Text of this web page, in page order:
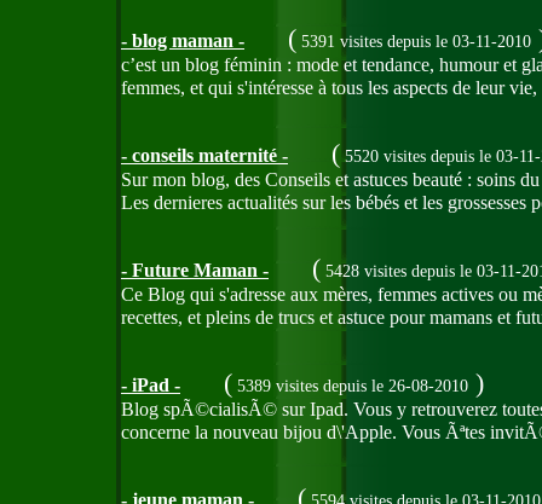
- blog maman - ( 5391 visites depuis le 03-11-2010
c’est un blog féminin : mode et tendance, humour et
femmes, et qui s'intéresse à tous les aspects de leur
- conseils maternité - (5520 visites depuis le 03-
Sur mon blog, des Conseils et astuces beauté : soins
Les dernieres actualités sur les bébés et les
- Future Maman - ( 5428 visites depuis le 03-11-
Ce Blog qui s'adresse aux mères, femmes actives ou
recettes, et pleins de trucs et astuce pour mamans et
- iPad - ( 5389 visites depuis le 26-08-2010 )
Blog spÃ©cialisÃ© sur Ipad. Vous y retrouverez
concerne la nouveau bijou d\'Apple. Vous Ãªtes
(